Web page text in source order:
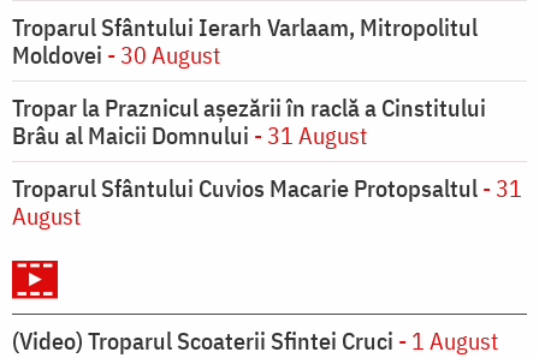
Troparul Sfântului Ierarh Varlaam, Mitropolitul
Moldovei - 30 August
Tropar la Praznicul aşezării în raclă a Cinstitului
Brâu al Maicii Domnului - 31 August
Troparul Sfântului Cuvios Macarie Protopsaltul- 31
August
(Video) Troparul Scoaterii Sfintei Cruci - 1 August